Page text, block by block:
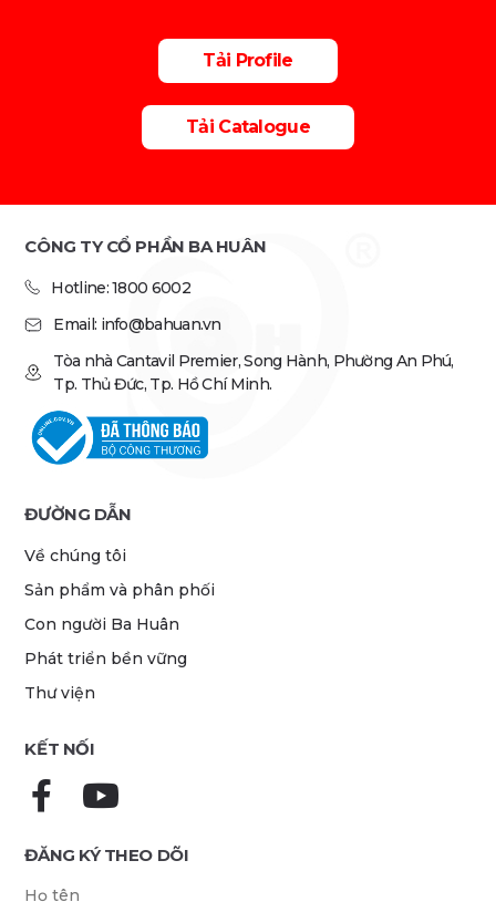
Tải Profile
Tải Catalogue
CÔNG TY CỔ PHẦN BA HUÂN
Hotline: 1800 6002
Email: info@bahuan.vn
Tòa nhà Cantavil Premier, Song Hành, Phường An Phú,
Tp. Thủ Đức, Tp. Hồ Chí Minh.
ĐƯỜNG DẪN
Về chúng tôi
Sản phẩm và phân phối
Con người Ba Huân
Phát triển bền vững
Thư viện
KẾT NỐI
ĐĂNG KÝ THEO DÕI